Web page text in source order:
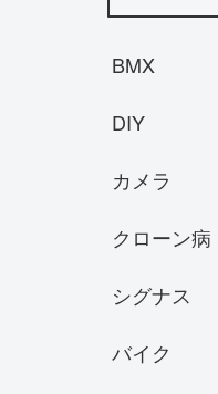
BMX
DIY
カメラ
クローン病
シグナス
バイク